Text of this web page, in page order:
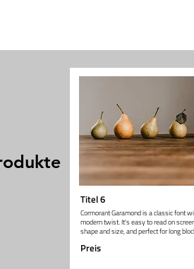
Titel 6
Cormorant Garamond is a classic font
modern twist. It's easy to read on
shape and size, and perfect for long
Preis